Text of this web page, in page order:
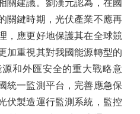
關建議。劉漢元認為，在國
關鍵時期，光伏產業不應再
，應更好地保護其在全球競
加重視其對我國能源轉型的
和外匯安全的重大戰略意
統一監測平台，完善應急保
伏製造運行監測系統，監控